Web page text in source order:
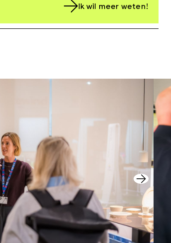
Ik wil meer weten!